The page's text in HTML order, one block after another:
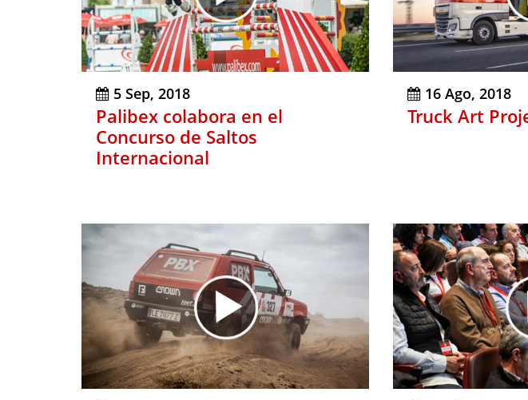
5 Sep, 2018
Palibex colabora en el
Concurso de Saltos
Internacional
16 Ago, 2018
Truck Art